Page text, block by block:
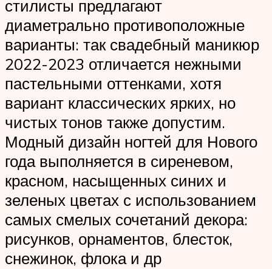
стилисты предлагают
диаметрально противоположные
варианты: так свадебный маникюр
2022-2023 отличается нежными
пастельными оттенками, хотя
вариант классических ярких, но
чистых тонов также допустим.
Модный дизайн ногтей для Нового
года выполняется в сиреневом,
красном, насыщенных синих и
зеленых цветах с использованием
самых смелых сочетаний декора:
рисунков, орнаментов, блесток,
снежинок, флока и др